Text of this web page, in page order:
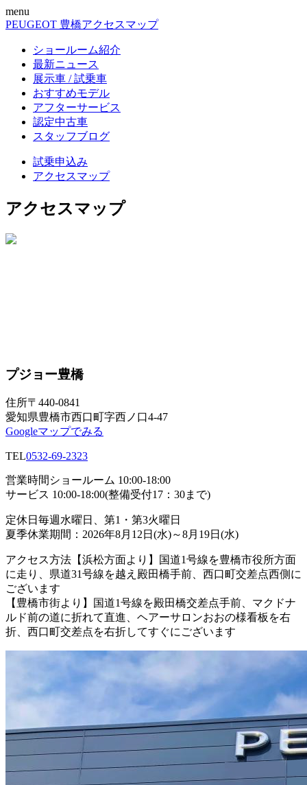
menu
PEUGEOT 豊橋アクセスマップ
ショールーム紹介
最新ニュース
展示車 / 試乗車
おすすめモデル
アフターサービス
認定中古車
スタッフブログ
試乗申込み
アクセスマップ
アクセスマップ
プジョー豊橋
住所〒440-0841
愛知県豊橋市西口町字西ノ口4-47
Googleマップでみる
TEL0532-69-2323
営業時間 ショールーム 10:00-18:00
サービス 10:00-18:00(整備受付17：30まで)
定休日 毎週水曜日、第1・第3火曜日
夏季休業期間：2026年8月12日(水)～8月19日(水)
アクセス方法 【浜松方面より】国道1号線を豊橋市役所方面
に走り、県道31号線を越え殿田橋手前、西口町交差点西側に
ございます
【豊橋市街より】国道1号線を殿田橋交差点手前、マクドナ
ルド前の道に折れて直進、ヘアーサロンおおの様看板を右
折、西口町交差点を右折してすぐにございます